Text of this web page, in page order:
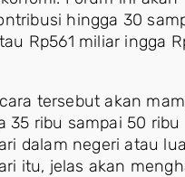
hingga 30
Rp561 miliar ingga
tersebut akan
35 ribu sampai 50 ribu
dalam negeri atau
itu, jelas akan